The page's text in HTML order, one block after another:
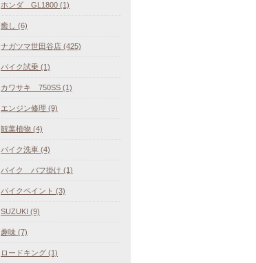
ホンダ GL1800 (1)
癒し (6)
ナガツマ世田谷店 (425)
バイク試乗 (1)
カワサキ 750SS (1)
エンジン修理 (9)
観葉植物 (4)
バイク洗車 (4)
バイク バフ掛け (1)
バイクペイント (3)
SUZUKI (9)
趣味 (7)
ロードキング (1)